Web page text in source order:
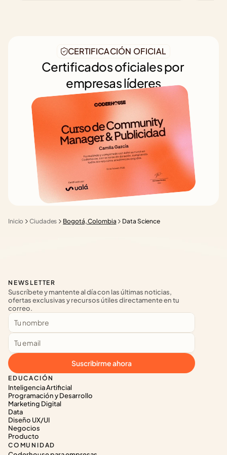
Inicio Ciudades Bogotá, Colombia Data Science
CERTIFICACIÓN OFICIAL
Certificados oficiales por
empresas líderes
EDUCACIÓN
Inteligencia Artificial
Programación y Desarrollo
Marketing Digital
Data
Diseño UX/UI
Negocios
Producto
COMUNIDAD
NEWSLETTER
Suscríbete y mantente al día con las últimas noticias,
ofertas exclusivas y recursos útiles directamente en tu
correo.
Suscribirme ahora